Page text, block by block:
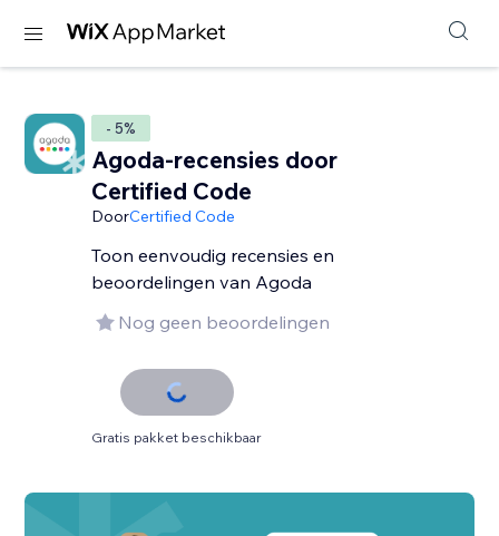
- 5%
Agoda-recensies door
Certified Code
DoorCertified Code
Toon eenvoudig recensies en
beoordelingen van Agoda
Nog geen beoordelingen
Gratis pakket beschikbaar